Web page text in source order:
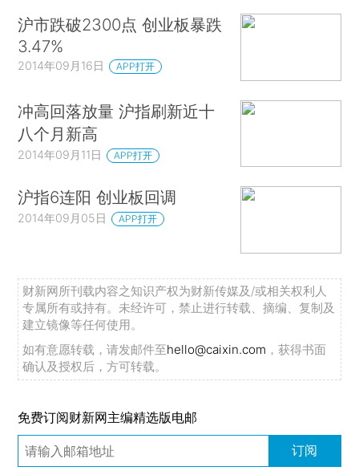
沪市跌破2300点 创业板暴跌
3.47%
2014年09月16日 APP打开
冲高回落放量 沪指刷新近十
八个月新高
2014年09月11日 APP打开
沪指6连阳 创业板回调
2014年09月05日 APP打开
财新网所刊载内容之知识产权为财新传媒及/或相关权利人
专属所有或持有。未经许可，禁止进行转载、摘编、复制及
建立镜像等任何使用。
如有意愿转载，请发邮件至hello@caixin.com ，获得书面
确认及授权后，方可转载。
免费订阅财新网主编精选版电邮
订阅